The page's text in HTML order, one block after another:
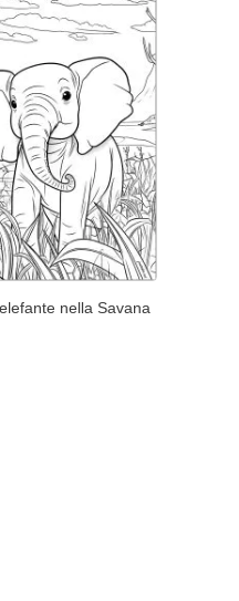
nella Savana